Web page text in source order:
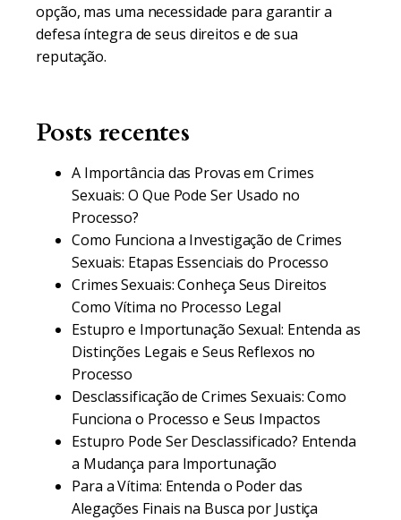
opção, mas uma necessidade para garantir a
defesa íntegra de seus direitos e de sua
reputação.
Posts recentes
A Importância das Provas em Crimes
Sexuais: O Que Pode Ser Usado no
Processo?
Como Funciona a Investigação de Crimes
Sexuais: Etapas Essenciais do Processo
Crimes Sexuais: Conheça Seus Direitos
Como Vítima no Processo Legal
Estupro e Importunação Sexual: Entenda as
Distinções Legais e Seus Reflexos no
Processo
Desclassificação de Crimes Sexuais: Como
Funciona o Processo e Seus Impactos
Estupro Pode Ser Desclassificado? Entenda
a Mudança para Importunação
Para a Vítima: Entenda o Poder das
Alegações Finais na Busca por Justiça